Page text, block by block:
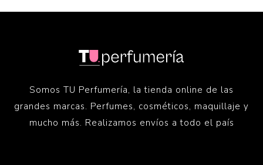
Somos TU Perfumería, la tienda online de las
grandes marcas. Perfumes, cosméticos, maquillaje y
mucho más. Realizamos envíos a todo el país